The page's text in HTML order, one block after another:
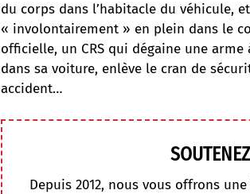
du corps dans l’habitacle du véhicule,
« involontairement » en plein dans le
officielle, un CRS qui dégaine une
dans sa voiture, enlève le cran de
accident…
Depuis 2012, nous vous offrons